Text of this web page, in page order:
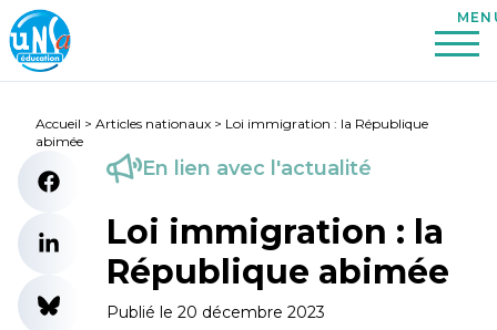
Accueil > Articles nationaux > Loi immigration : la République
abimée
En lien avec l'actualité
Loi immigration : la
République abimée
Publié le 20 décembre 2023